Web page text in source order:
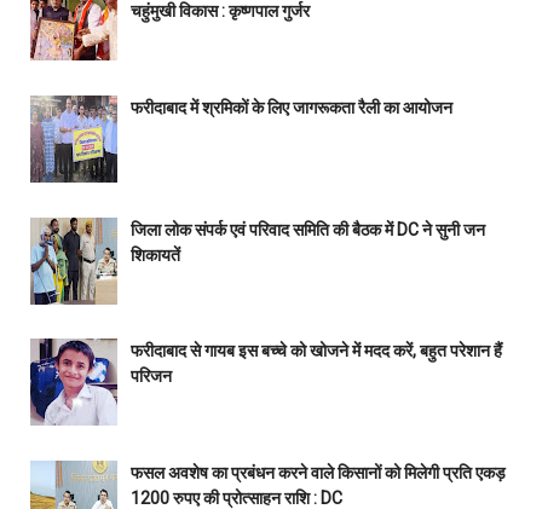
चहुंमुखी विकास : कृष्णपाल गुर्जर
फरीदाबाद में श्रमिकों के लिए जागरूकता रैली का आयोजन
जिला लोक संपर्क एवं परिवाद समिति की बैठक में DC ने सुनी जन
शिकायतें
फरीदाबाद से गायब इस बच्चे को खोजने में मदद करें, बहुत परेशान हैं
परिजन
फसल अवशेष का प्रबंधन करने वाले किसानों को मिलेगी प्रति एकड़
1200 रुपए की प्रोत्साहन राशि : DC